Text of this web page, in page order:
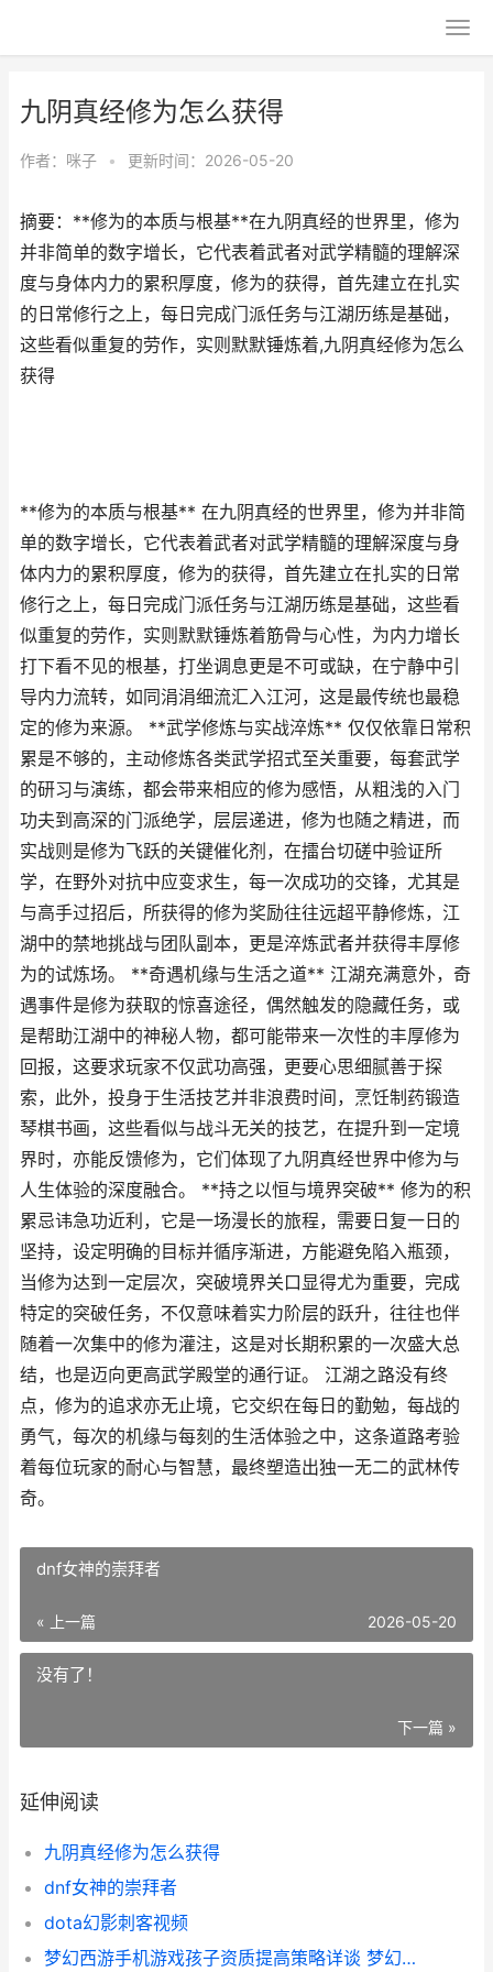
九阴真经修为怎么获得
作者： 咪子 • 更新时间：2026-05-20
摘要：**修为的本质与根基**在九阴真经的世界里，修为
并非简单的数字增长，它代表着武者对武学精髓的理解深
度与身体内力的累积厚度，修为的获得，首先建立在扎实
的日常修行之上，每日完成门派任务与江湖历练是基础，
这些看似重复的劳作，实则默默锤炼着,九阴真经修为怎么
获得
**修为的本质与根基** 在九阴真经的世界里，修为并非简
单的数字增长，它代表着武者对武学精髓的理解深度与身
体内力的累积厚度，修为的获得，首先建立在扎实的日常
修行之上，每日完成门派任务与江湖历练是基础，这些看
似重复的劳作，实则默默锤炼着筋骨与心性，为内力增长
打下看不见的根基，打坐调息更是不可或缺，在宁静中引
导内力流转，如同涓涓细流汇入江河，这是最传统也最稳
定的修为来源。 **武学修炼与实战淬炼** 仅仅依靠日常积
累是不够的，主动修炼各类武学招式至关重要，每套武学
的研习与演练，都会带来相应的修为感悟，从粗浅的入门
功夫到高深的门派绝学，层层递进，修为也随之精进，而
实战则是修为飞跃的关键催化剂，在擂台切磋中验证所
学，在野外对抗中应变求生，每一次成功的交锋，尤其是
与高手过招后，所获得的修为奖励往往远超平静修炼，江
湖中的禁地挑战与团队副本，更是淬炼武者并获得丰厚修
为的试炼场。 **奇遇机缘与生活之道** 江湖充满意外，奇
遇事件是修为获取的惊喜途径，偶然触发的隐藏任务，或
是帮助江湖中的神秘人物，都可能带来一次性的丰厚修为
回报，这要求玩家不仅武功高强，更要心思细腻善于探
索，此外，投身于生活技艺并非浪费时间，烹饪制药锻造
琴棋书画，这些看似与战斗无关的技艺，在提升到一定境
界时，亦能反馈修为，它们体现了九阴真经世界中修为与
人生体验的深度融合。 **持之以恒与境界突破** 修为的积
累忌讳急功近利，它是一场漫长的旅程，需要日复一日的
坚持，设定明确的目标并循序渐进，方能避免陷入瓶颈，
当修为达到一定层次，突破境界关口显得尤为重要，完成
特定的突破任务，不仅意味着实力阶层的跃升，往往也伴
随着一次集中的修为灌注，这是对长期积累的一次盛大总
结，也是迈向更高武学殿堂的通行证。 江湖之路没有终
点，修为的追求亦无止境，它交织在每日的勤勉，每战的
勇气，每次的机缘与每刻的生活体验之中，这条道路考验
着每位玩家的耐心与智慧，最终塑造出独一无二的武林传
奇。
dnf女神的崇拜者
« 上一篇 2026-05-20
没有了！
下一篇 »
延伸阅读
九阴真经修为怎么获得
dnf女神的崇拜者
dota幻影刺客视频
梦幻西游手机游戏孩子资质提高策略详谈 梦幻西游手机游戏下载